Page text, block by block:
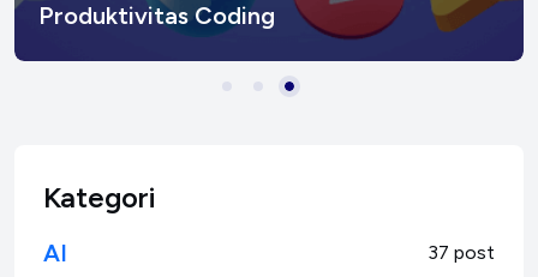
Developer Modern
Produktivitas Coding
Kategori
AI 37 post